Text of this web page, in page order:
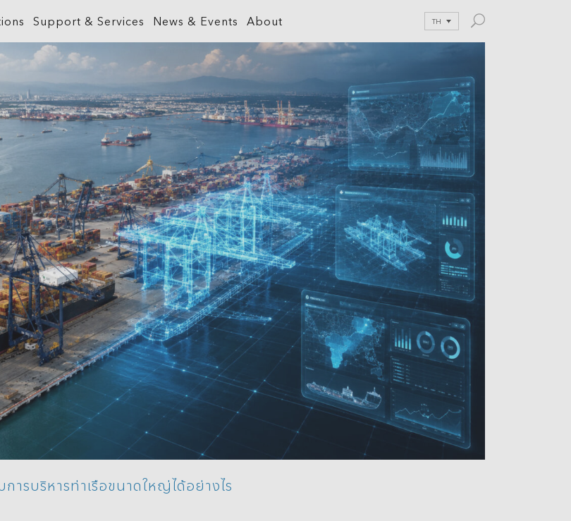
TH
Platform
ArcGIS Business Analyst
ArcGIS Hub
ArcGIS GeoBIM
ArcGIS Urban
ArcGIS Indoors
ArcGIS Mission
Government
Health and Human Services
Manufacturing
Natural Resources
Public Safety
Real Estate
Retail
Smart City
Sustainable Development
Transportation
Telecommunications
Water
Support & Services News & Events About
รบริหารท่าเรือขนาดใหญ่ได้อย่างไร